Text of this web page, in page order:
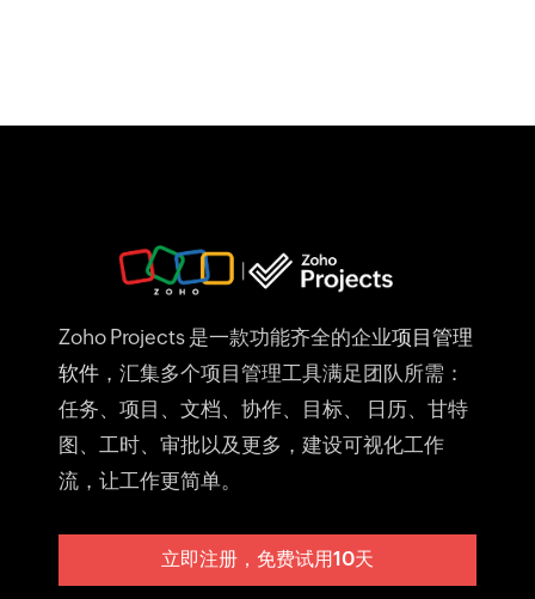
Zoho Projects 是一款功能齐全的企业项目管理
软件 ，汇集多个项目管理工具满足团队所需：
任务、项目、文档、协作、目标、 日历、甘特
图、工时、审批以及更多，建设可视化工作
流，让工作更简单。
立即注册，免费试用10天